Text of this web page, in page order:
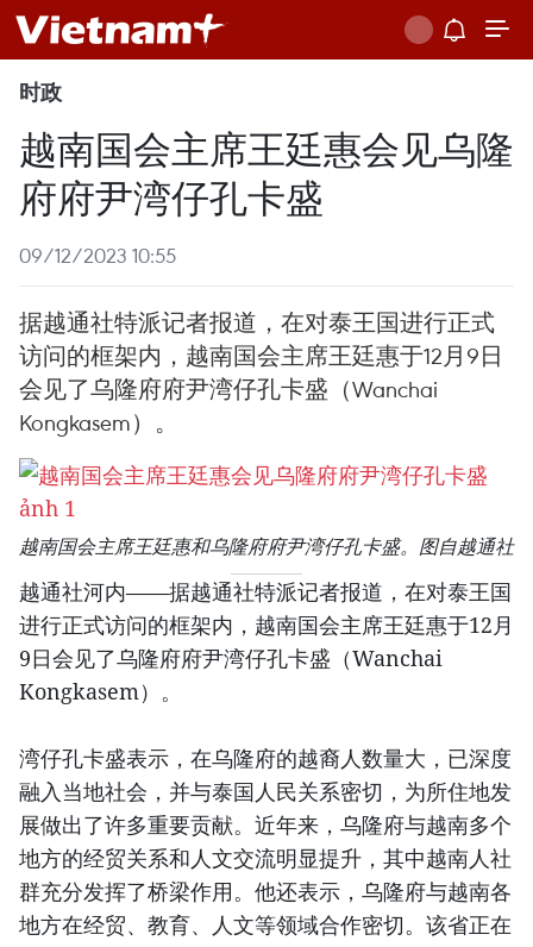
时政
越南国会主席王廷惠会见乌隆
府府尹湾仔孔卡盛
09/12/2023 10:55
据越通社特派记者报道，在对泰王国进行正式
访问的框架内，越南国会主席王廷惠于12月9日
会见了乌隆府府尹湾仔孔卡盛（Wanchai
Kongkasem）。
越南国会主席王廷惠和乌隆府府尹湾仔孔卡盛。图自越通社
越通社河内——据越通社特派记者报道，在对泰王国
进行正式访问的框架内，越南国会主席王廷惠于12月
9日会见了乌隆府府尹湾仔孔卡盛（Wanchai
Kongkasem）。
湾仔孔卡盛表示，在乌隆府的越裔人数量大，已深度
融入当地社会，并与泰国人民关系密切，为所住地发
展做出了许多重要贡献。近年来，乌隆府与越南多个
地方的经贸关系和人文交流明显提升，其中越南人社
群充分发挥了桥梁作用。他还表示，乌隆府与越南各
地方在经贸、教育、人文等领域合作密切。该省正在